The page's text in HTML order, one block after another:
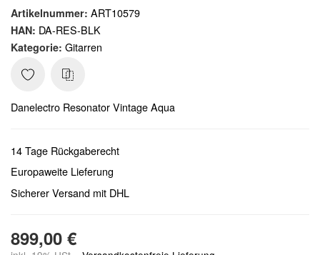
Artikelnummer: ART10579
HAN: DA-RES-BLK
Kategorie: Gitarren
Danelectro Resonator Vintage Aqua
14 Tage Rückgaberecht
Europaweite Lieferung
Sicherer Versand mit DHL
899,00 €